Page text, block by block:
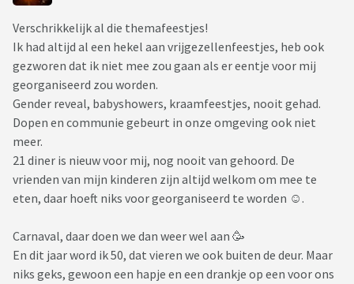
Verschrikkelijk al die themafeestjes!
Ik had altijd al een hekel aan vrijgezellenfeestjes, heb ook
gezworen dat ik niet mee zou gaan als er eentje voor mij
georganiseerd zou worden.
Gender reveal, babyshowers, kraamfeestjes, nooit gehad.
Dopen en communie gebeurt in onze omgeving ook niet
meer.
21 diner is nieuw voor mij, nog nooit van gehoord. De
vrienden van mijn kinderen zijn altijd welkom om mee te
eten, daar hoeft niks voor georganiseerd te worden ☺️.
Carnaval, daar doen we dan weer wel aan 🥳
En dit jaar word ik 50, dat vieren we ook buiten de deur. Maar
niks geks, gewoon een hapje en een drankje op een voor ons